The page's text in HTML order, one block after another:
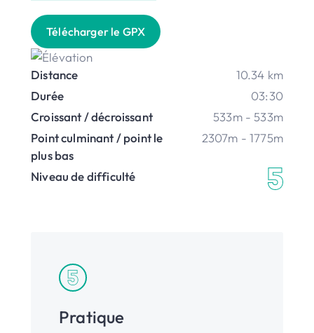
Télécharger le GPX
Distance
10.34 km
Durée
03:30
Croissant / décroissant
533m - 533m
Point culminant / point le
plus bas
2307m - 1775m
Niveau de difficulté
Pratique